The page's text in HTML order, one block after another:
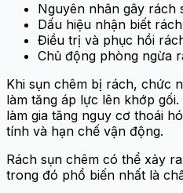
Nguyên nhân gây rách
Dấu hiệu nhận biết
Điều trị và phục hồi
Chủ động phòng ngừa
Khi sụn chêm bị rách, chức
làm tăng áp lực lên khớp
làm gia tăng nguy cơ thoái
tính và hạn chế vận động.
Rách sụn chêm có thể xảy
trong đó phổ biến nhất là